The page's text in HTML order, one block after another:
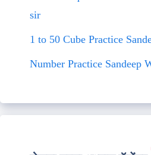
sir
1 to 50 Cube Practice
Number Practice Sandeep